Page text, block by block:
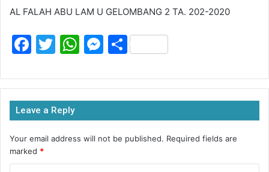
AL FALAH ABU LAM U GELOMBANG 2 TA. 202-2020
F
c
e
b
o
o
T
itt
er
W
at
s
A
p
p
M
s
s
e
n
g
S
ar
e
Leave a Reply
Your email address will not be published. Required fields are
marked *